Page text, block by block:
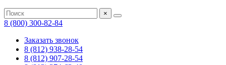
×
8 (800) 300-82-84
Заказать звонок
8 (812) 938-28-54
8 (812) 907-28-54